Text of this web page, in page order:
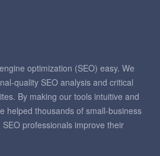
optimization (SEO) easy. We
quality SEO analysis and critical
By making our tools intuitive and
helped thousands of small-business
professionals improve their